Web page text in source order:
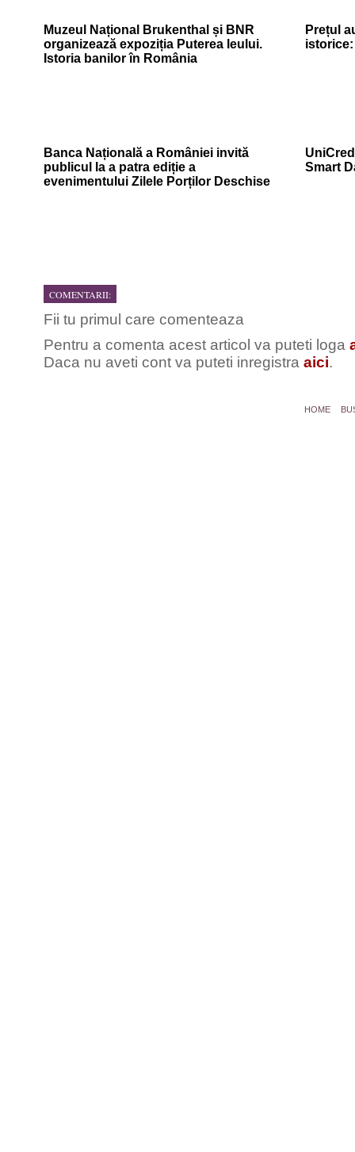
Muzeul Național Brukenthal și BNR
organizează expoziția Puterea leului.
Istoria banilor în România
Prețul
Banca Națională a României invită
publicul la a patra ediție a
evenimentului Zilele Porților Deschise
Smart
COMENTARII:
Fii tu primul care comenteaza
Pentru a comenta acest articol va puteti loga
Daca nu aveti cont va puteti inregistra aici.
HOME